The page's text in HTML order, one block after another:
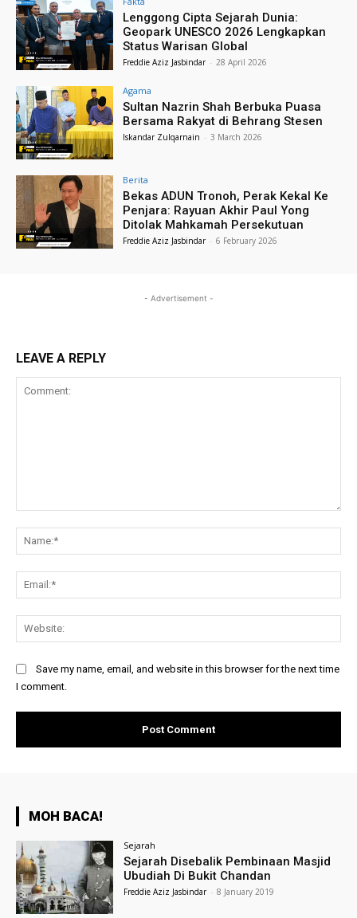
Lenggong Cipta Sejarah Dunia:
Geopark UNESCO 2026 Lengkapkan
Status Warisan Global
Freddie Aziz Jasbindar - 28 April 2026
Agama
Sultan Nazrin Shah Berbuka Puasa
Bersama Rakyat di Behrang Stesen
Iskandar Zulqarnain - 3 March 2026
Berita
Bekas ADUN Tronoh, Perak Kekal Ke
Penjara: Rayuan Akhir Paul Yong
Ditolak Mahkamah Persekutuan
Freddie Aziz Jasbindar - 6 February 2026
- Advertisement -
LEAVE A REPLY
Save my name, email, and website in this browser for the next time
I comment.
MOH BACA!
Sejarah
Sejarah Disebalik Pembinaan Masjid
Ubudiah Di Bukit Chandan
Freddie Aziz Jasbindar - 8 January 2019